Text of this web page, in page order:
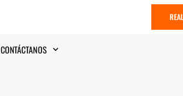
CONTÁCTANOS